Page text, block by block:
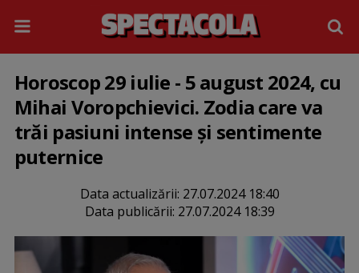
Horoscop 29 iulie - 5 august 2024, cu
Mihai Voropchievici. Zodia care va
trăi pasiuni intense și sentimente
puternice
Data actualizării: 27.07.2024 18:40
Data publicării: 27.07.2024 18:39